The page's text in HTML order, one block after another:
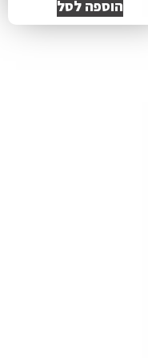
הוספה לסל